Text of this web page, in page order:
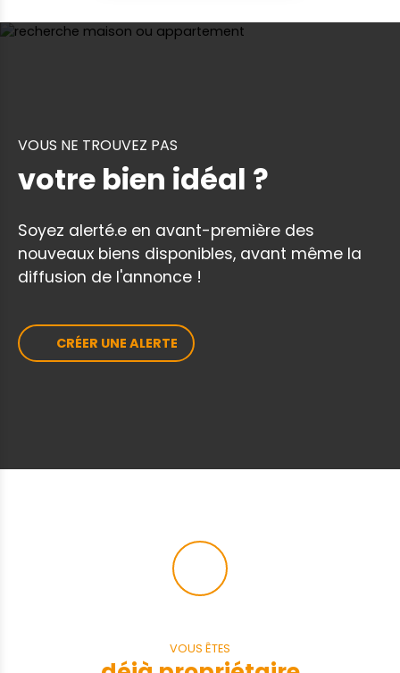
VOUS NE TROUVEZ PAS
votre bien idéal ?
Soyez alerté.e en avant-première des
nouveaux biens disponibles, avant même la
diffusion de l'annonce !
CRÉER UNE ALERTE
VOUS ÊTES